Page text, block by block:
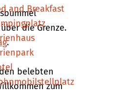
and Breakfast
die Grenze.
.
belebten
zum